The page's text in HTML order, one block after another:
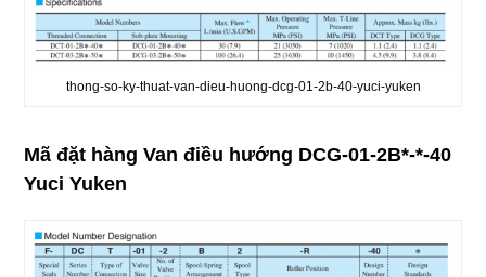
thong-so-ky-thuat-van-dieu-huong-dcg-01-2b-40-yuci-yuken
Mã đặt hàng Van điều hướng DCG-01-2B*-*-40
Yuci Yuken